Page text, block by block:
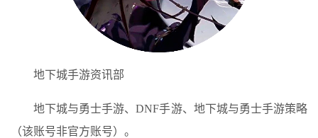
地下城手游资讯部
地下城与勇士手游、DNF手游、地下城与勇士手游策略
（该账号非官方账号）。